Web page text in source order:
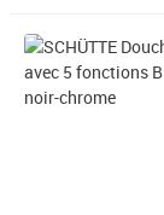
Prix 62,42€